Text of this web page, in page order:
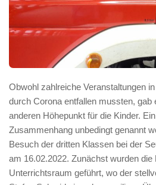
Obwohl zahlreiche Veranstaltungen
durch Corona entfallen mussten, gab
anderen Höhepunkt für die Kinder.
Zusammenhang unbedingt genannt
Besuch der dritten Klassen bei der
am 16.02.2022. Zunächst wurden die
Unterrichtsraum geführt, wo der